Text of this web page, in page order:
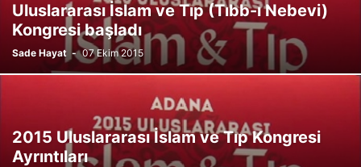
Uluslararası İslam ve Tıp (Tıbb-ı Nebevi)
Kongresi başladı
Sade Hayat - 07 Ekim 2015
2015 Uluslararası İslam ve Tıp Kongresi
Ayrıntıları